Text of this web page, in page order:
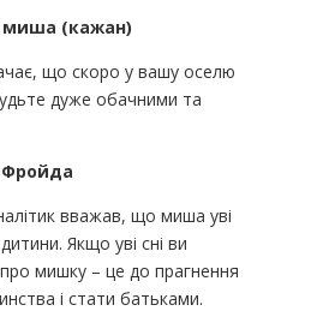
миша (кажан)
що скоро у вашу оселю
дуже обачними та
вважав, що миша уві
Якщо уві сні ви
мишку – це до прагнення
і стати батьками.